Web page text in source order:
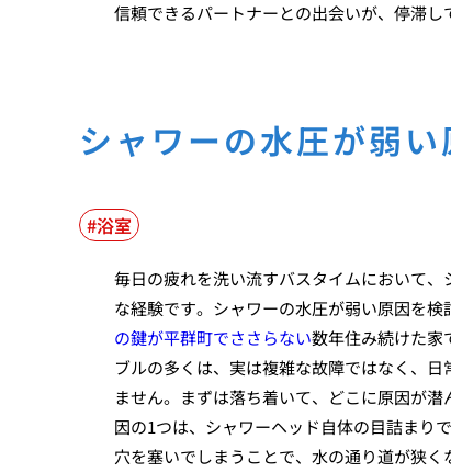
信頼できるパートナーとの出会いが、停滞し
シャワーの水圧が弱
浴室
毎日の疲れを洗い流すバスタイムにおいて
な経験です。シャワーの水圧が弱い原因を
の鍵が平群町でささらない数年住み続けた家
ブルの多くは、実は複雑な故障ではなく、
ません。まずは落ち着いて、どこに原因が
因の1つは、シャワーヘッド自体の目詰まり
穴を塞いでしまうことで、水の通り道が狭く